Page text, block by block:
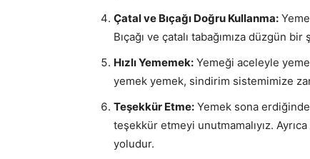
Çatal ve Bıçağı Doğru Kullanma:
Bıçağı ve çatalı tabağımıza düzgün
Hızlı Yememek: Yemeği aceleyle
yemek yemek, sindirim sistemimize
Teşekkür Etme: Yemek sona
teşekkür etmeyi unutmamalıyız.
yoludur.